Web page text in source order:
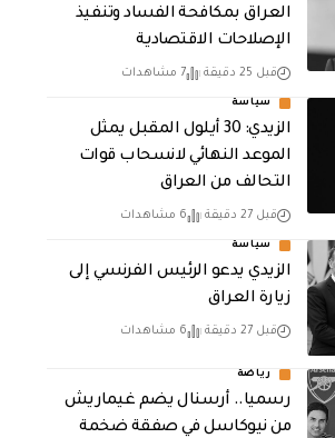
العراق بمكافحة الفساد وتنفيذ
الإصلاحات الاقتصادية
قبل 25 دقيقة 7 مشاهدات
سياسة
الزيدي: 30 أيلول المقبل يمثل
الموعد النهائي لانسحاب قوات
التحالف من العراق
قبل 27 دقيقة 6 مشاهدات
سياسة
الزيدي يدعو الرئيس الفرنسي إلى
زيارة العراق
قبل 27 دقيقة 6 مشاهدات
رياضة
رسميا.. أرسنال يضم غيماريش
من نيوكاسل في صفقة ضخمة